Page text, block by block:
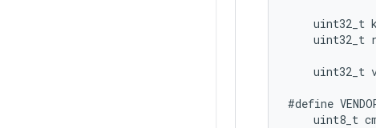
uint32_t
uint32_t
uint32_t
#define
uint8_t